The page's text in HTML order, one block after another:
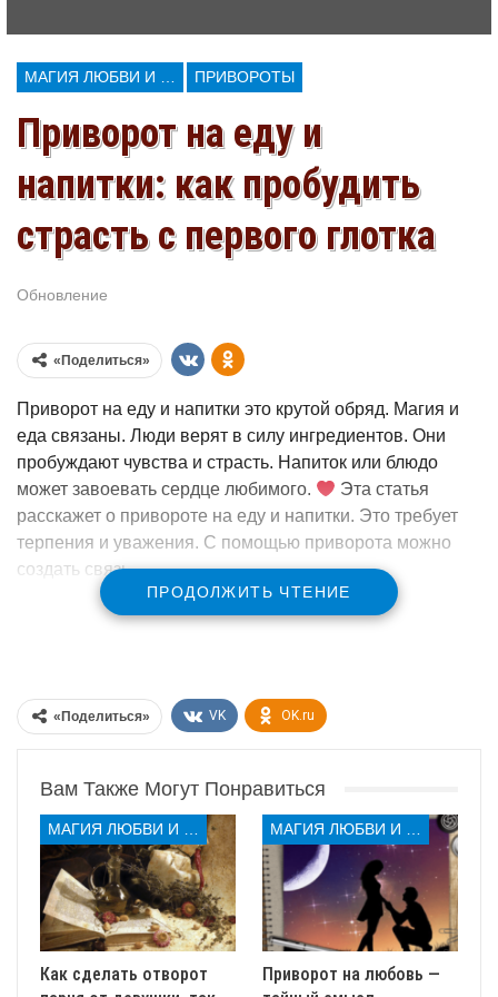
ПРИВОРОТЫ
Приворот на еду и
напитки: как пробудить
страсть с первого глотка
Обновление
«Поделиться»
Приворот на еду и напитки это крутой обряд. Магия и
еда связаны. Люди верят в силу ингредиентов. Они
пробуждают чувства и страсть. Напиток или блюдо
может завоевать сердце любимого.
Эта статья
расскажет о привороте на еду и напитки. Это требует
терпения и уважения. С помощью приворота можно
создать связь.
Магия скрыта в деталях. Любая магия начинается с
направлено на один результат — пробудить чувства.
последствиями. Но с чистыми намерениями магия
безопасна. Главное — подготовиться. Нужно следовать
инструкциям и вложить светлые чувства.
Помните: это не просто кулинария. Это настоящая
магия. Она требует внимания и понимания. Важно
соблюдать все шаги. От подготовки до защиты.
Рассмотрим, как это сделать.
ПРОДОЛЖИТЬ ЧТЕНИЕ
«Поделиться» VK OK.ru
Вам Также Могут Понравиться
Как сделать отворот
Приворот на любовь —